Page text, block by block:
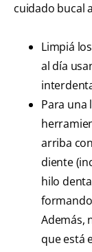
cuidado bucal
Limpiá
al día
Para una
arriba
diente
hilo
Además,
que está